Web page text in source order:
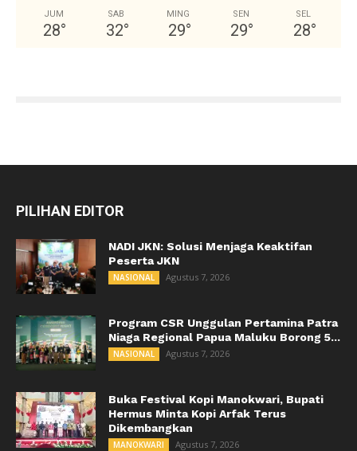
JUM
28°
SAB
32°
MING
29°
SEN
29°
SEL
28°
PILIHAN EDITOR
NADI JKN: Solusi Menjaga Keaktifan
Peserta JKN
NASIONAL Agustus 7, 2026
Program CSR Unggulan Pertamina Patra
Niaga Regional Papua Maluku Borong 5...
NASIONAL Agustus 7, 2026
Buka Festival Kopi Manokwari, Bupati
Hermus Minta Kopi Arfak Terus
Dikembangkan
MANOKWARI Agustus 7, 2026